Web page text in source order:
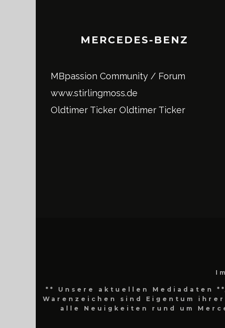
MERCEDES-BENZ
MBpassion Community / Forum
www.stirlingmoss.de
Oldtimer Ticker Oldtimer Ticker
** Unsere aktuellen Mediadaten
Warenzeichen sind Eigentum
alle Neuigkeiten rund um